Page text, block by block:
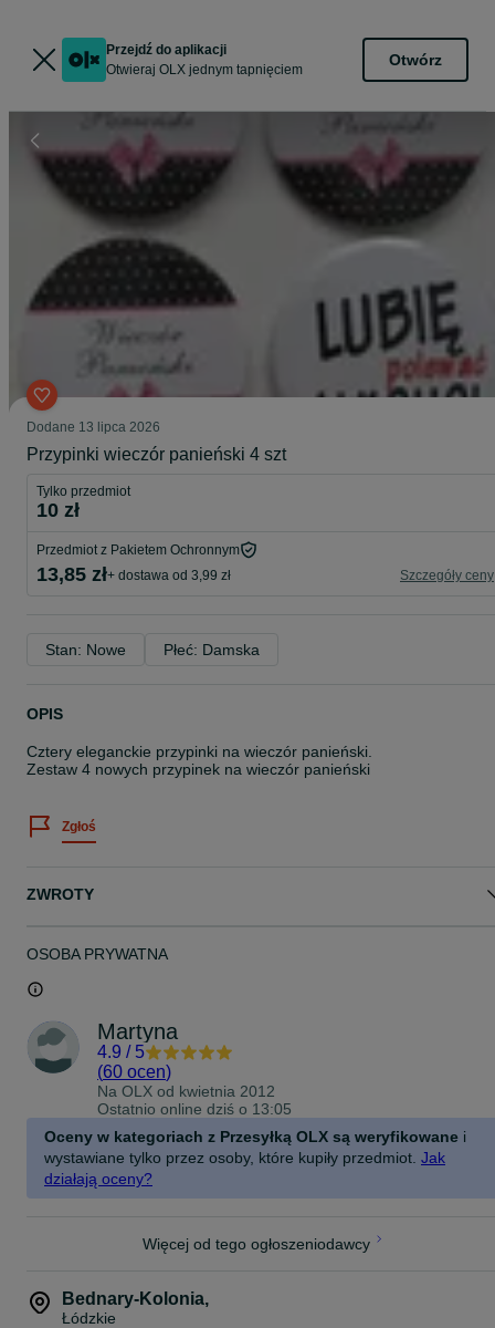
Przejdź do aplikacji
Otwieraj OLX jednym tapnięciem
Otwórz
Dodane 13 lipca 2026
Przypinki wieczór panieński 4 szt
Tylko przedmiot
10 zł
Przedmiot z Pakietem Ochronnym
13,85 zł+ dostawa od 3,99 zł Szczegóły ceny
Stan: Nowe Płeć: Damska
OPIS
Cztery eleganckie przypinki na wieczór panieński.
Zestaw 4 nowych przypinek na wieczór panieński
Zgłoś
ZWROTY
OSOBA PRYWATNA
Martyna
4.9 / 5
(60 ocen)
Na OLX od kwietnia 2012
Ostatnio online dziś o 13:05
Oceny w kategoriach z Przesyłką OLX są weryfikowane i
wystawiane tylko przez osoby, które kupiły przedmiot. Jak
działają oceny?
Więcej od tego ogłoszeniodawcy
Bednary-Kolonia,
Łódzkie